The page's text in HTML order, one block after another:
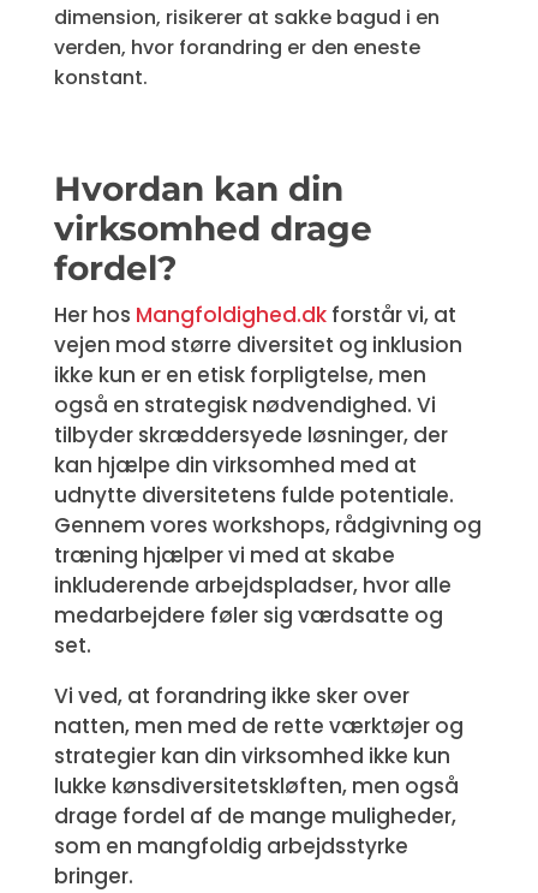
dimension, risikerer at sakke bagud i en
verden, hvor forandring er den eneste
konstant.
Hvordan kan din
virksomhed drage
fordel?
Her hos Mangfoldighed.dkforstår vi, at
vejen mod større diversitet og inklusion
ikke kun er en etisk forpligtelse, men
også en strategisk nødvendighed. Vi
tilbyder skræddersyede løsninger, der
kan hjælpe din virksomhed med at
udnytte diversitetens fulde potentiale.
Gennem vores workshops, rådgivning og
træning hjælper vi med at skabe
inkluderende arbejdspladser, hvor alle
medarbejdere føler sig værdsatte og
set.
Vi ved, at forandring ikke sker over
natten, men med de rette værktøjer og
strategier kan din virksomhed ikke kun
lukke kønsdiversitetskløften, men også
drage fordel af de mange muligheder,
som en mangfoldig arbejdsstyrke
bringer.